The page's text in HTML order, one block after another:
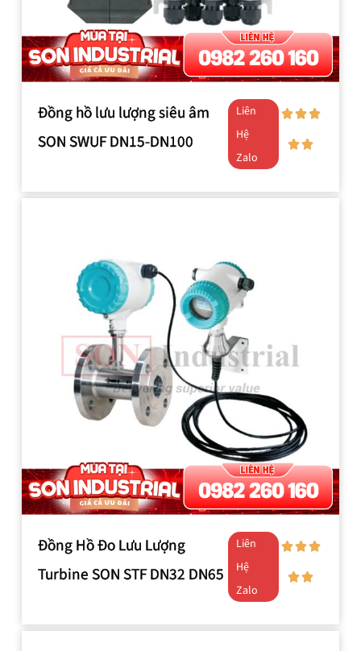
Đồng hồ lưu lượng siêu âm
SON SWUF DN15-DN100
Liên
Hệ
Zalo
Đồng Hồ Đo Lưu Lượng
Turbine SON STF DN32 DN65
Liên
Hệ
Zalo